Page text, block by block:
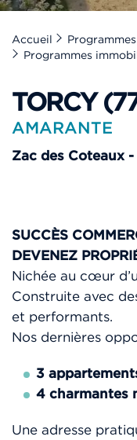
Accueil
Programmes
TORCY
AMARANTE
Zac des Coteaux
SUCCÈS
DEVENEZ
Nichée au cœur
Construite avec
et performants.
Nos dernières
3
4 charmantes
Une adresse